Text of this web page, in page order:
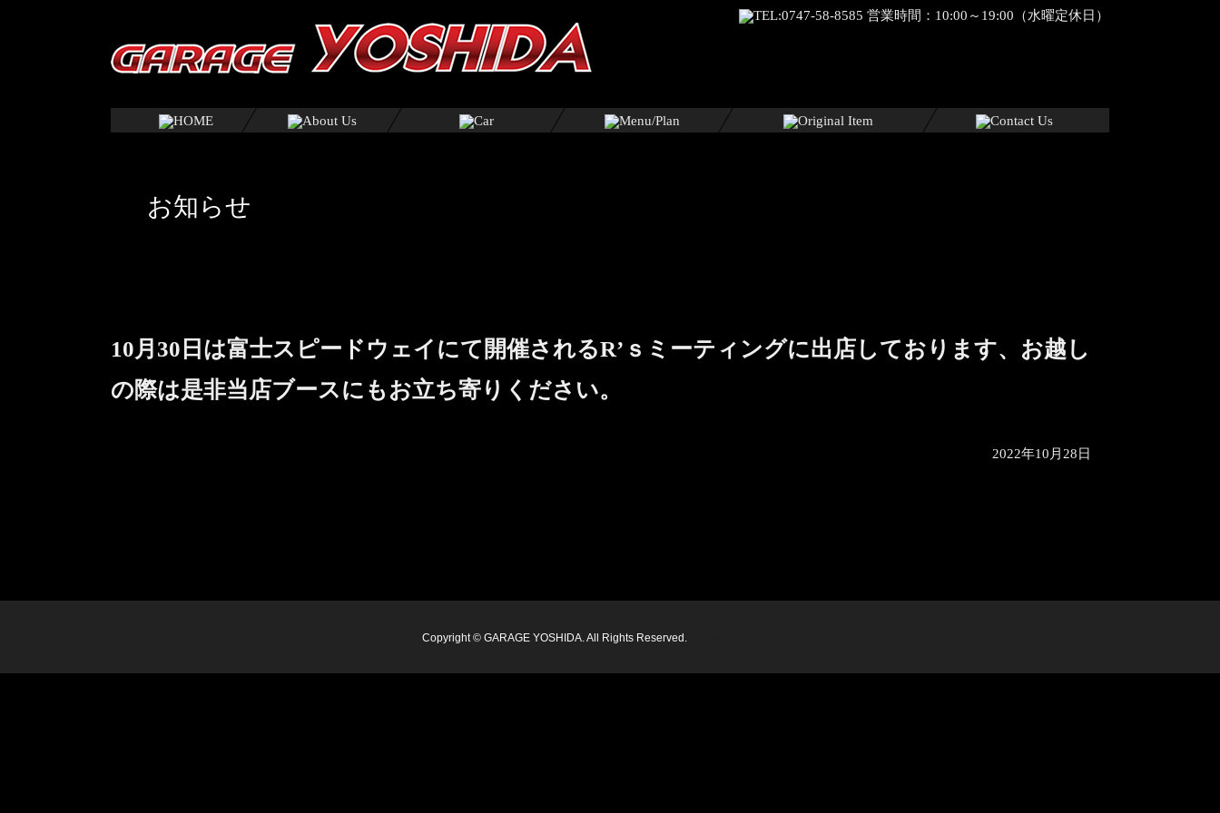
お知らせ
10月30日は富士スピードウェイにて開催されるR’ｓミーティングに出店しております、お越し
の際は是非当店ブースにもお立ち寄りください。
2022年10月28日
Copyright © GARAGE YOSHIDA. All Rights Reserved.